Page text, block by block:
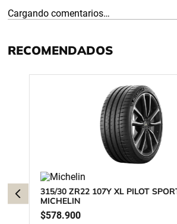
Cargando comentarios…
RECOMENDADOS
315/30 ZR22 107Y XL PILOT
MICHELIN
$578.900